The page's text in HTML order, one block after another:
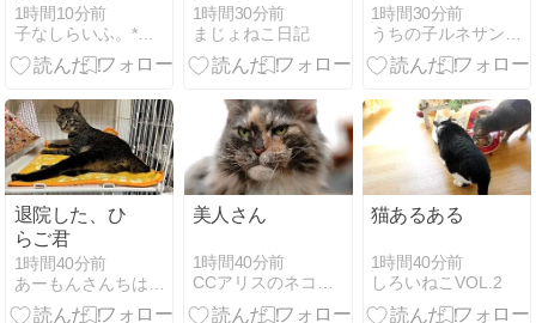
き出し…。
1時間10分前
子なしらいふ。*おふたりさんも悪くないです*
キー》
1時間30分前
まじょねこ日記
ネサンス肖像
画トートバッ
グができまし
1時間30分前
うちの子ルネサンス公式ブログ
退院した、ひ
らご君
1時間40分前
あーもんさんちはニャンとも幸せ
美人さん
1時間40分前
CCアリスのネコ的な生活２
猫あるある
1時間40分前
しろいねこVOL.2